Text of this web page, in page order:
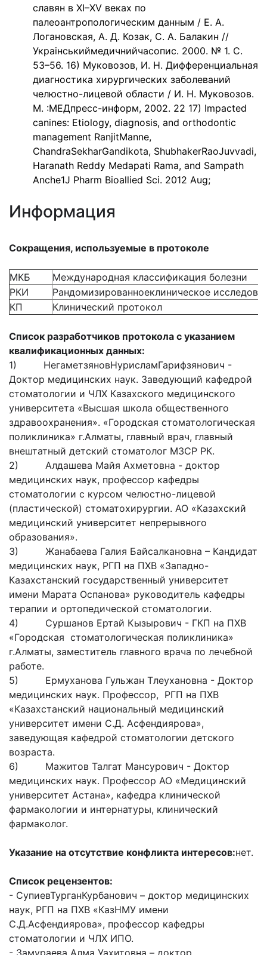
славян в ХI–XV веках по
палеоантропологическим данным / Е. А.
Логановская, А. Д. Козак, С. А. Балакин //
Украiнськиймедичнийчасопис. 2000. № 1. С.
53–56. 16) Муковозов, И. Н. Дифференциальная
диагностика хирургических заболеваний
челюстно-лицевой области / И. Н. Муковозов.
М. :МЕДпресс-информ, 2002. 22 17) Impacted
canines: Etiology, diagnosis, and orthodontic
management RanjitManne,
ChandraSekharGandikota, ShubhakerRaoJuvvadi,
Haranath Reddy Medapati Rama, and Sampath
Anche1J Pharm Bioallied Sci. 2012 Aug;
Информация
Сокращения, используемые в протоколе
МКБ
Международная классификация болезни
РКИ
Рандомизированноеклиническое
КП
Клинический протокол
Список разработчиков протокола с указанием
квалификационных данных:
1) НегаметзяновНурисламГарифзянович -
Доктор медицинских наук. Заведующий кафедрой
стоматологии и ЧЛХ Казахского медицинского
университета «Высшая школа общественного
здравоохранения». «Городская стоматологическая
поликлиника» г.Алматы, главный врач, главный
внештатный детский стоматолог МЗСР РК.
2) Алдашева Майя Ахметовна - доктор
медицинских наук, профессор кафедры
стоматологии с курсом челюстно-лицевой
(пластической) стоматохирургии. АО «Казахский
медицинский университет непрерывного
образования».
3) Жанабаева Галия Байсалкановна – Кандидат
медицинских наук, РГП на ПХВ «Западно-
Казахстанский государственный университет
имени Марата Оспанова» руководитель кафедры
терапии и ортопедической стоматологии.
4) Суршанов Ертай Кызырович - ГКП на ПХВ
«Городская стоматологическая поликлиника»
г.Алматы, заместитель главного врача по лечебной
работе.
5) Ермуханова Гульжан Тлеухановна - Доктор
медицинских наук. Профессор, РГП на ПХВ
«Казахстанский национальный медицинский
университет имени С.Д. Асфендиярова»,
заведующая кафедрой стоматологии детского
возраста.
6) Мажитов Талгат Мансурович - Доктор
медицинских наук. Профессор АО «Медицинский
университет Астана», кафедра клинической
фармакологии и интернатуры, клинический
фармаколог.
Указание на отсутствие конфликта интересов:нет.
Список рецензентов:
- СупиевТурганКурбанович – доктор медицинских
наук, РГП на ПХВ «КазНМУ имени
С.Д.Асфендиярова», профессор кафедры
стоматологии и ЧЛХ ИПО.
- Замураева Алма Уахитовна – доктор